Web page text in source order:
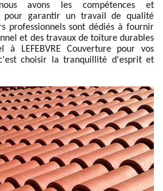
avons les compétences et
pour garantir un travail de qualité
professionnels sont dédiés à fournir
et des travaux de toiture durables
à LEFEBVRE Couverture pour vos
choisir la tranquillité d'esprit et